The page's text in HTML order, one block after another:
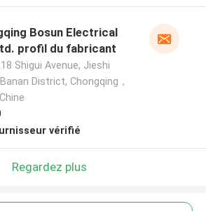
Bosun Electrical
profil du fabricant
Shigui Avenue, Jieshi
District, Chongqing，
vérifié
Regardez plus